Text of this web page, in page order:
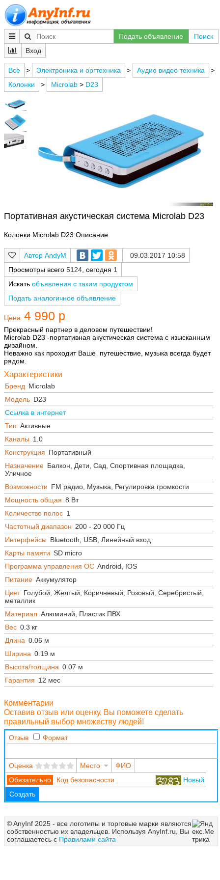
Подать объявление
Поиск
Вход
Все > Электроника и оргтехника > Аудио видео техника
>
Колонки
> Microlab > D23
Портативная акустическая система Microlab D23
Колонки Microlab D23 Описание
AndyM
09.03.2017 10:58
Просмотры всего 5124 , сегодня 1
Искать объявления с таким продуктом
Подать аналогичное объявление
Цена 4 990 р
Прекрасный партнер в деловом путешествии!
Microlab D23 -портативная акустическая система с изысканным
дизайном.
Неважно как проходит Ваше путешествие, музыка всегда будет
рядом.
Характеристики
Бренд Microlab
Модель D23
Ссылка в интернет
Тип Активные
Каналы 1.0
Конструкция Портативный
Назначение Балкон, Дети, Сад, Спортивная площадка,
Уличное
Возможности FM радио, Музыка, Регулировка громкости
Мощность общая 8 Вт
Количество полос 1
Частотный диапазон 200 - 20 000 Гц
Интерфейсы Bluetooth, USB, Линейный вход
Карты памяти SD micro
Программа управления ОС Android, IOS
Питание Аккумулятор
Цвет Голубой, Желтый, Коричневый, Розовый, Серебристый,
металлик
Материал Алюминий, Пластик ПВХ
Вес 0.3 кг
Длина 0.06 м
Ширина 0.19 м
Высота/толщина 0.07 м
Гарантия 12 мес
Комментарии
Оставив отзыв или оценку, Вы поможете сделать
правильный выбор множеству людей!
Отзыв Формат
Оценка Место
ФИО
Код безопасности
Новый
Создать
© AnyInf 2025 - все логотипы и торговые марки являются
собственностью их владельцев. Используя AnyInf.ru, Вы
соглашаетесь с Правилами сайта